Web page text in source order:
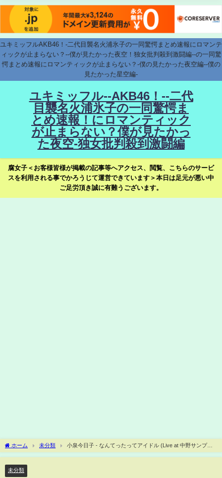
ユキミッフルAKB46！-二代目襲名火浦氷子の一同驚愕まとめ速報にロマンテ
ィックが止まらない？--僕が見たかった夜空！独女批判殺到激闘編--の一同驚
愕まとめ速報にロマンティックが止まらない？-僕の見たかった夜空編--僕の
見たかった星空編-
ユキミッフル--AKB46！--二代
目襲名火浦氷子の一同驚愕ま
とめ速報！にロマンティック
が止まらない？僕が見たかっ
た夜空-独女批判殺到激闘編
腐女子＜お客様皆様が掲載の記事等へアクセス、閲覧、こちらのサービ
スを利用される事でかろうじて運営できています＞本日は足元が悪い中
ご足労頂き誠に有難うございます。
ホーム 未分類
小泉今日子 - なんてったってアイドル (Live at 中野サンプラ
ザホール 2022.3.21)
未分類